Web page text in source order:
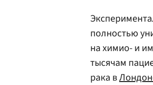
полностью
на химио- и
тысячам
рака в